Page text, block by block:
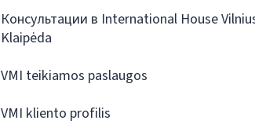
Консультации в International House
Klaipėda
VMI teikiamos paslaugos
VMI kliento profilis